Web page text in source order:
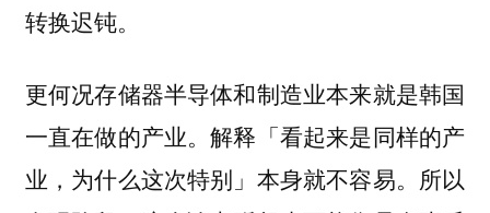
转换迟钝。
更何况存储器半导体和制造业本来就是韩国
一直在做的产业。解释「看起来是同样的产
业，为什么这次特别」本身就不容易。所以